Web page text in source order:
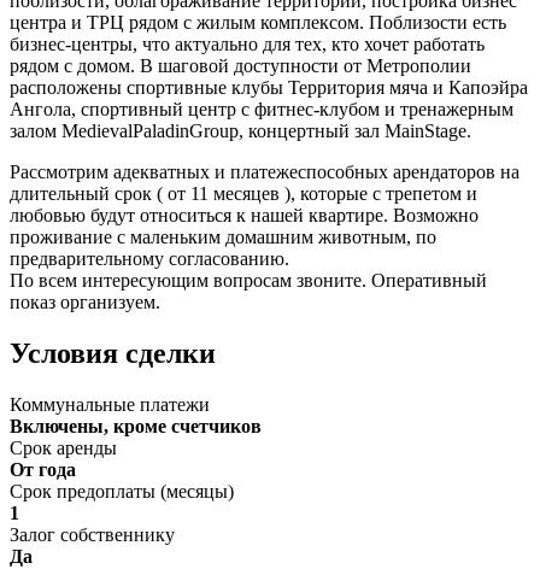
центра и ТРЦ рядом с жилым комплексом. Поблизости есть
бизнес-центры, что актуально для тех, кто хочет работать
рядом с домом. В шаговой доступности от Метрополии
расположены спортивные клубы Территория мяча и Капоэйра
Ангола, спортивный центр с фитнес-клубом и тренажерным
залом MedievalPaladinGroup, концертный зал MainStage.
Рассмотрим адекватных и платежеспособных арендаторов на
длительный срок ( от 11 месяцев ), которые с трепетом и
любовью будут относиться к нашей квартире. Возможно
проживание с маленьким домашним животным, по
предварительному согласованию.
По всем интересующим вопросам звоните. Оперативный
показ организуем.
Условия сделки
Коммунальные платежи
Включены, кроме счетчиков
Срок аренды
От года
Срок предоплаты (месяцы)
1
Залог собственнику
Да